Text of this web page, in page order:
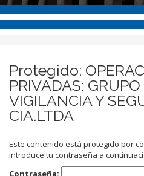
Protegido:
PRIVADAS:
VIGILANCIA Y
CIA.LTDA
Este contenido está protegido por
introduce tu contraseña a
Contraseña: